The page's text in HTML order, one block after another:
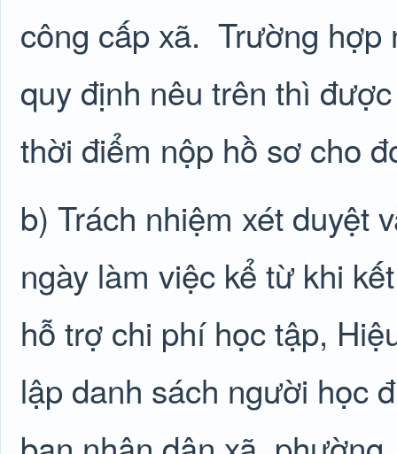
công cấp xã. Trường hợp
quy định nêu trên thì
thời điểm nộp hồ sơ cho
b) Trách nhiệm xét duyệt
ngày làm việc kể từ khi
hỗ trợ chi phí học tập,
lập danh sách người học